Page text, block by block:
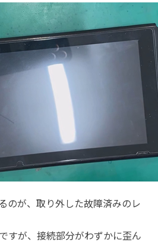
のが、取り外した故障済みのレ
すが、接続部分がわずかに歪ん